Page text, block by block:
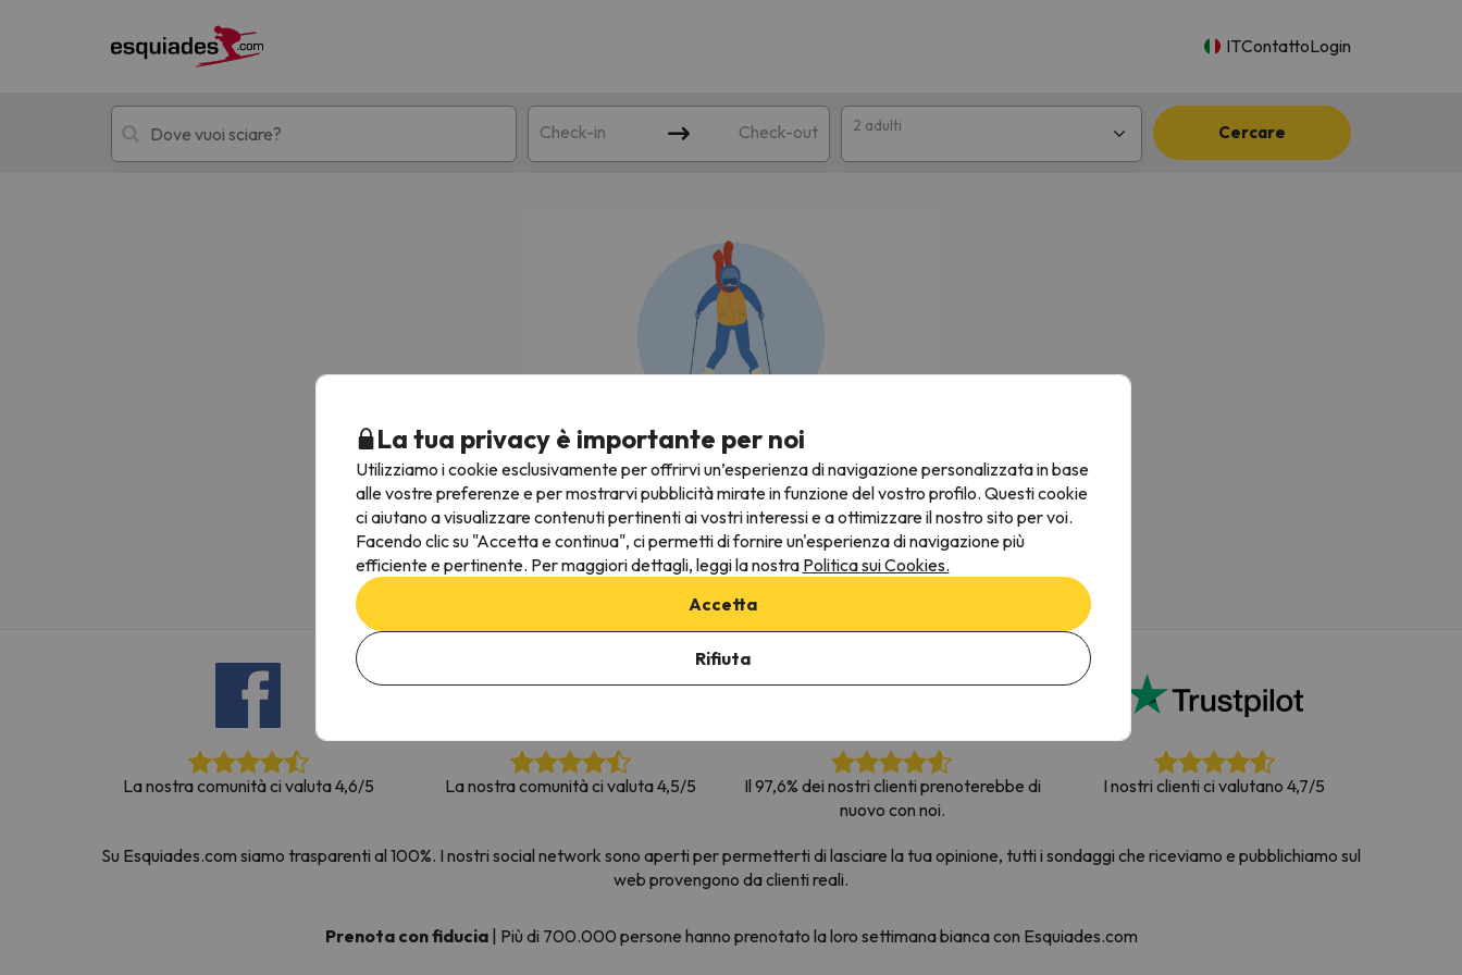
ITContattoLogin
Check-in Check-out 2 adulti Cercare
Sembra che il nostro ricercatore abbia perso la strada. Non appena troverà la bussola, tornerà.
Stiamo cercando le migliori offerte di sci!
La nostra comunità ci valuta 4,6/5 La nostra comunità ci valuta 4,5/5
Il 97,6% dei nostri clienti prenoterebbe di
nuovo con noi.
I nostri clienti ci valutano 4,7/5
Su Esquiades.com siamo trasparenti al 100%. I nostri social network sono aperti per permetterti di lasciare la tua opinione, tutti i sondaggi che riceviamo e pubblichiamo sul
web provengono da clienti reali.
Prenota con fiducia Più di 700.000 persone hanno prenotato la loro settimana bianca con Esquiades.com
La tua privacy è importante per noi
Utilizziamo i cookie esclusivamente per offrirvi un’esperienza di navigazione personalizzata in base
alle vostre preferenze e per mostrarvi pubblicità mirate in funzione del vostro profilo. Questi cookie
ci aiutano a visualizzare contenuti pertinenti ai vostri interessi e a ottimizzare il nostro sito per voi.
Facendo clic su "Accetta e continua", ci permetti di fornire un'esperienza di navigazione più
efficiente e pertinente. Per maggiori dettagli, leggi la nostra Politica sui Cookies.
Accetta
Rifiuta